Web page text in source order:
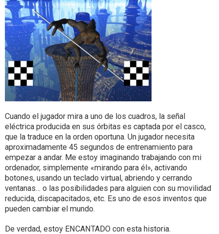
Cuando el jugador mira a uno de los cuadros, la señal
eléctrica producida en sus órbitas es captada por el casco,
que la traduce en la orden oportuna. Un jugador necesita
aproximadamente 45 segundos de entrenamiento para
empezar a andar. Me estoy imaginando trabajando con mi
ordenador, simplemente «mirando para él», activando
botones, usando un teclado virtual, abriendo y cerrando
ventanas… o las posibilidades para alguien con su movilidad
reducida, discapacitados, etc. Es uno de esos inventos que
pueden cambiar el mundo.
De verdad, estoy ENCANTADO con esta historia.